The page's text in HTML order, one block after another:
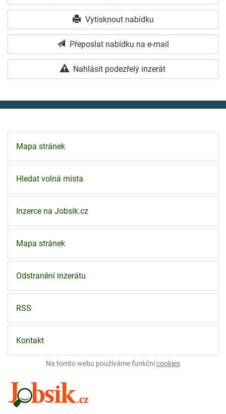
Vytisknout nabídku
Přeposlat nabídku na e-mail
Nahlásit podezřelý inzerát
Mapa stránek
Hledat volná místa
Inzerce na Jobsik.cz
Mapa stránek
Odstranění inzerátu
RSS
Kontakt
Na tomto webu používáme funkčnícookies